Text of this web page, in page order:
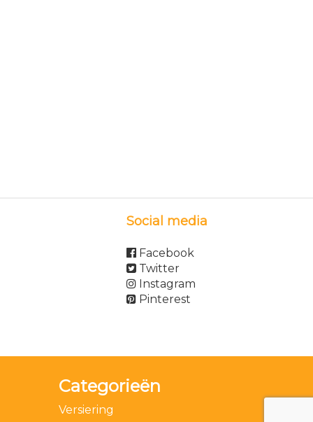
Social media
Facebook
Twitter
Instagram
Pinterest
Categorieën
Versiering